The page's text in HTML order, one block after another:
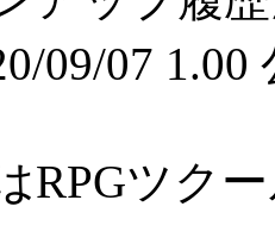
1.00
RPGツク